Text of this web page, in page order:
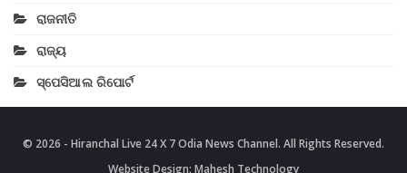
ରାଜନୀତି
ରାଜ୍ୟ
ସ୍ପେସିଆଲ ରିପୋର୍ଟ
© 2026 - Hiranchal Live 24 X 7 Odia News Channel. All Rights Reserved.
Website Design: Mahesh Technology